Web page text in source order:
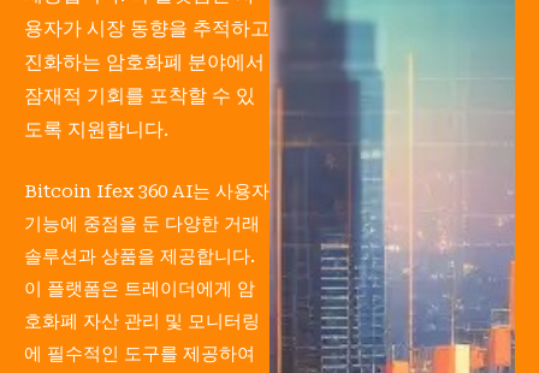
용자가 시장 동향을 추적하고
진화하는 암호화폐 분야에서
잠재적 기회를 포착할 수 있
도록 지원합니다.
Bitcoin Ifex 360 AI는 사용자
기능에 중점을 둔 다양한 거래
솔루션과 상품을 제공합니다.
이 플랫폼은 트레이더에게 암
호화폐 자산 관리 및 모니터링
에 필수적인 도구를 제공하여